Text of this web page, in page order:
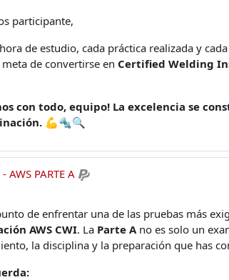
participante,
de estudio, cada práctica realizada y
meta de convertirse en Certified Welding
con todo, equipo! La excelencia se
💪🔩🔍
AWS PARTE A
de enfrentar una de las pruebas más
AWS CWI. La Parte Ano es solo un
la disciplina y la preparación que has